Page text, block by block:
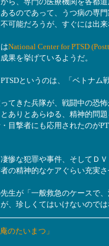
るのであって、うつ病の専
可能だろうが、すぐには出
National Center for PTSD
果を挙げているようだ。
というのは、「ベトナム
てきた兵隊が、戦闘中の恐
ありとあらゆる、精神的問
目撃者にも応用されたのが
惨な犯罪や事件、そしてＤ
の精神的なケアぐらい充実
生が「一般救急のケースで
、珍しくてはいけないので
のたいまつ」